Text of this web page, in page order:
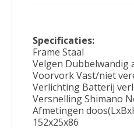
Specificaties:
Frame Staal
Velgen Dubbelwandig
Voorvork Vast/niet
Verlichting Batterij
Versnelling Shimano
Afmetingen
152x25x86